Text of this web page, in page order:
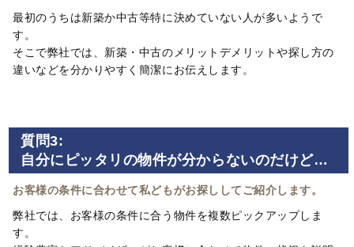
最初のうちは新築か中古等特に決めていない人が多いようで
す。
そこで弊社では、新築・中古のメリットデメリットや探し方の
違いなどを分かりやすく簡潔にお伝えします。
質問3:
自分にピッタリの物件が分からないのだけど…
お客様の条件に合わせて私どもがお探ししてご紹介します。
弊社では、お客様の条件に合う物件を複数ピックアップしま
す。